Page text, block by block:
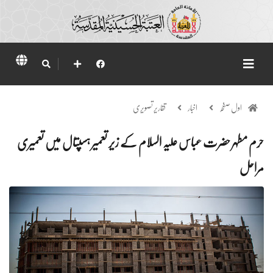
اول صفحہ اخبار تقاریر تصویری
حرم مطہر حضرت عباس علیہ السلام کے زیر تعمیر ہسپتال میں تعمیری
مراحل